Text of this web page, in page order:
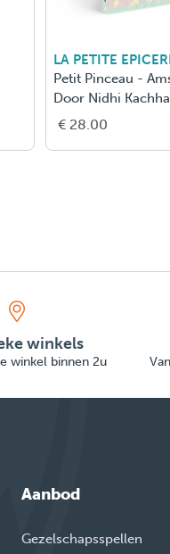
LA PETITE
Petit Pinceau -
Door Nidhi
€ 28.00
winkels
winkel binnen 2u
Aanbod
Gezelschapsspellen